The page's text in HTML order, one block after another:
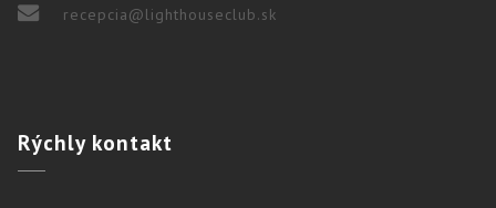
recepcia@lighthouseclub.sk
Rýchlykontakt